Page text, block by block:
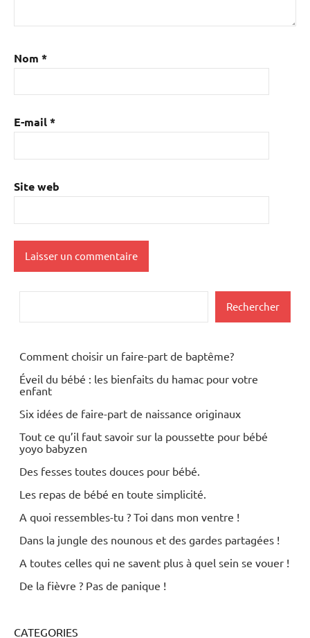
Nom *
E-mail*
Site web
Rechercher
Comment choisir un faire-part de baptême?
Éveil du bébé : les bienfaits du hamac pour votre
enfant
Six idées de faire-part de naissance originaux
Tout ce qu’il faut savoir sur la poussette pour bébé
yoyo babyzen
Des fesses toutes douces pour bébé.
Les repas de bébé en toute simplicité.
A quoi ressembles-tu ? Toi dans mon ventre !
Dans la jungle des nounous et des gardes partagées !
A toutes celles qui ne savent plus à quel sein se vouer !
De la fièvre ? Pas de panique !
CATEGORIES